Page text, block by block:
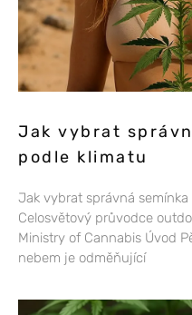
Jak vybrat
podle klimatu
Jak vybrat správná
Celosvětový průvodce
Ministry of Cannabis Úvod
nebem je odměňující